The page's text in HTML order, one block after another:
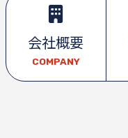
会社概要
COMPANY